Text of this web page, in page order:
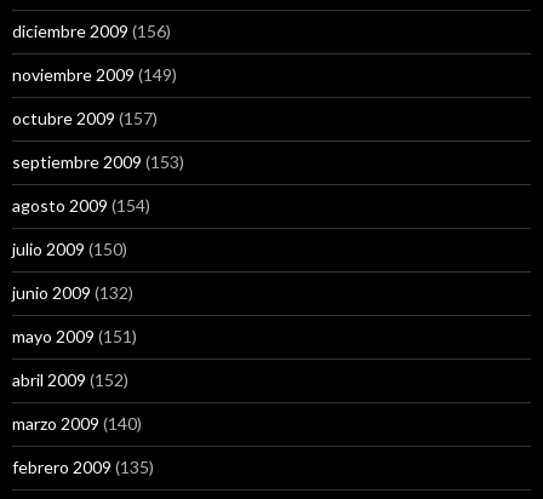
diciembre 2009 (156)
noviembre 2009 (149)
octubre 2009 (157)
septiembre 2009 (153)
agosto 2009 (154)
julio 2009 (150)
junio 2009 (132)
mayo 2009 (151)
abril 2009 (152)
marzo 2009 (140)
febrero 2009 (135)